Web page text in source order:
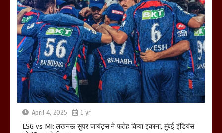
April 4, 2025 1 yr
LSG vs MI: लखनऊ सुपर जायंट्स ने फतेह किया इकाना, मुंबई इंडियंस